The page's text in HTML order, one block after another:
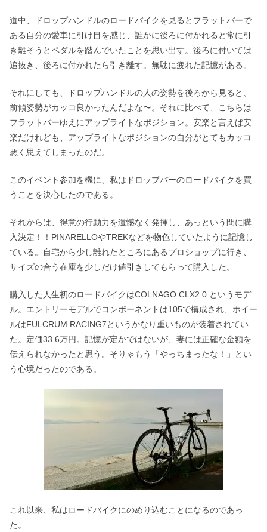
道中、ドロップハンドルのロードバイクを見るとフラットバーで
ある自分の愛車に引け目を感じ、誰かに後ろに付かれると常に引
き離そうとペダルを踏んでいたことを思い出す。後ろに付いては
追抜き、後ろに付かれたら引き離す。無駄に疲れた記憶がある。
それにしても、ドロップハンドルの人の姿勢を後ろから見ると、
前傾姿勢がカッコ良かったんだよな〜。それに比べて、こちらは
フラットバーゆえにアップライトなポジション。安楽と言えば安
楽だけれども、アップライトなポジションの自分がとてもカッコ
悪く思えてしまったのだ。
このイベント参加を機に、私はドロップバーのロードバイクを買
うことを決心したのである。
それからは、得意の行動力を遺憾なく発揮し、あっという間に購
入決定！！PINARELLOやTREKなどを物色していたように記憶し
ている。自宅から少し離れたところにあるプロショップに行き、
サイズの合う在庫を少しだけ値引きしてもらって購入した。
購入した人生初のロードバイクはCOLNAGO CLX2.0 というモデ
ル。エントリーモデルでコンポーネントは105で構成され、ホイー
ルはFULCRUM RACING7というかなり重いものが装着されてい
た。定価33.6万円。記憶が定かではないが、妻には正確な金額を
伝えられなかったと思う。そりゃもう「やっちまったな！」とい
う心境だったのである。
これ以来、私はロードバイクにのめり込むことになるのであっ
た。